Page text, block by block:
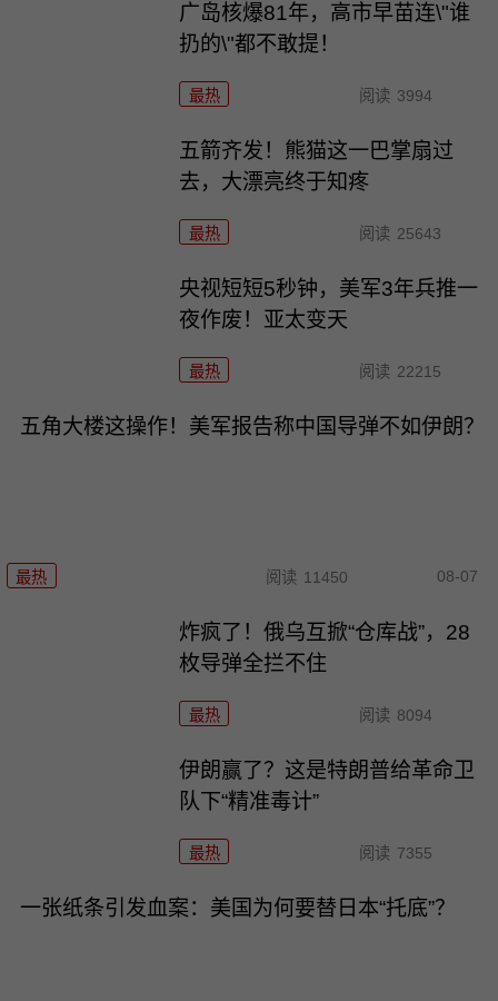
广岛核爆81年，高市早苗连\"谁
扔的\"都不敢提！
最热 阅读 3994
五箭齐发！熊猫这一巴掌扇过
去，大漂亮终于知疼
最热 阅读 25643
央视短短5秒钟，美军3年兵推一
夜作废！亚太变天
最热 阅读 22215
五角大楼这操作！美军报告称中国导弹不如伊朗？
最热 阅读 11450 08-07
炸疯了！俄乌互掀“仓库战”，28
枚导弹全拦不住
最热 阅读 8094
伊朗赢了？这是特朗普给革命卫
队下“精准毒计”
最热 阅读 7355
一张纸条引发血案：美国为何要替日本“托底”？